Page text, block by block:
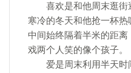
喜欢是和他周末逛街
寒冷的冬天和他抢一杯
中间始终隔着半米的距
戏两个人笑的像个孩子。
爱是周末利用半天时